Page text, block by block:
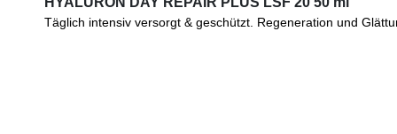
HYALURON DAY REPAIR PLUS LSF 20 50 ml
Täglich intensiv versorgt & geschützt. Regeneration und
Täglich intensiv versorgt & geschützt. Regeneration und